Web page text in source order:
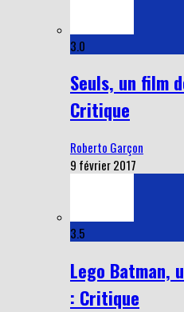
3.0
Seuls, un film
Critique
Roberto Garçon
9 février 2017
3.5
Lego Batman,
: Critique